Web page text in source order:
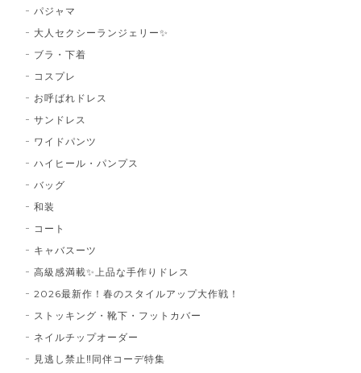
パジャマ
大人セクシーランジェリー✨
ブラ・下着
コスプレ
お呼ばれドレス
サンドレス
ワイドパンツ
ハイヒール・パンプス
バッグ
和装
コート
キャバスーツ
高級感満載✨上品な手作りドレス
2026最新作！春のスタイルアップ大作戦！
ストッキング・靴下・フットカバー
ネイルチップオーダー
見逃し禁止‼同伴コーデ特集